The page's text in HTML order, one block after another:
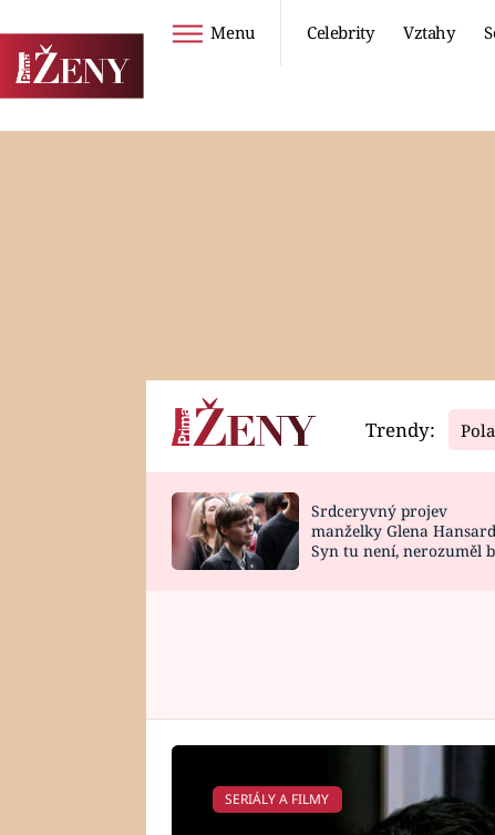
Menu Celebrity Vztahy
Horoskopy
HOROSKOP NA
Video
CELEBRITY
VAŘENÍ
Trendy:
Srdceryvný projev
manželky Glena
Syn tu není, nerozuměl
SERIÁLY A FILMY